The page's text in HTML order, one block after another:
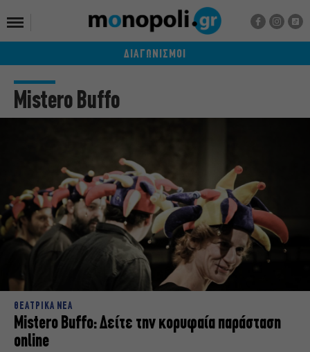
ΔΙΑΓΩΝΙΣΜΟΙ
Mistero Buffo
ΘΕΑΤΡΙΚΑ ΝΕΑ
Mistero Buffo: Δείτε την κορυφαία παράσταση
online